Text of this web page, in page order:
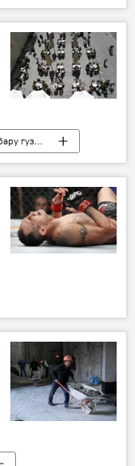
Коронавирус дар Русия ва ҷаҳон: охирин хабару гузоришҳо
Иҷтимоъ
рақобат